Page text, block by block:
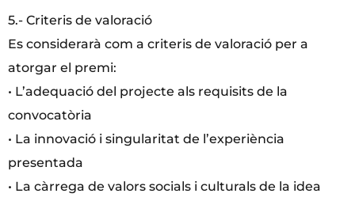
5.- Criteris de valoració
Es considerarà com a criteris de valoració per a
atorgar el premi:
• L’adequació del projecte als requisits de la
convocatòria
• La innovació i singularitat de l’experiència
presentada
• La càrrega de valors socials i culturals de la idea